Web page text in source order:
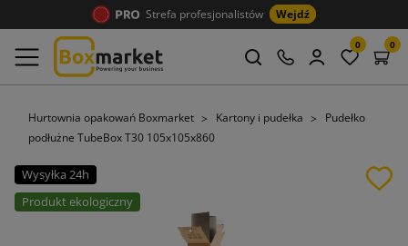
Strefa profesjonalistów Wejdź
0 0
Hurtownia opakowań Boxmarket Kartony i pudełka
Pudełko
podłużne TubeBox T30 105x105x860
Wysyłka 24h
Produkt ekologiczny